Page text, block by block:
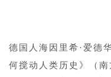
德国人海因里希·爱德
何搅动人类历史》（